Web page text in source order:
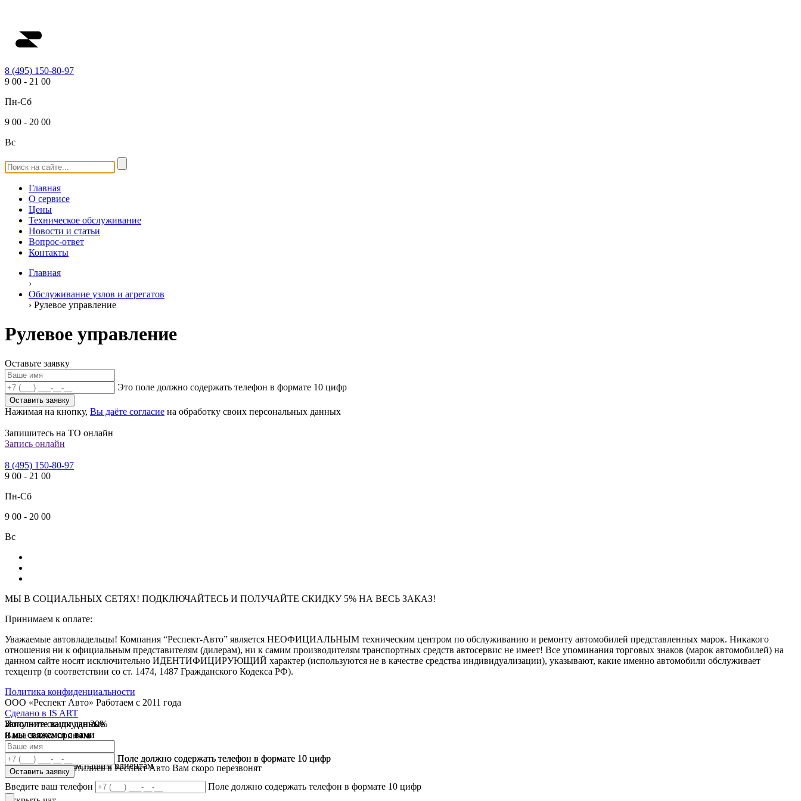
8 (495) 150-80-97
9 00 - 21 00
Пн-Сб
9 00 - 20 00
Вс
Главная
О сервисе
Цены
Техническое обслуживание
Новости и статьи
Вопрос-ответ
Контакты
Главная
›
Обслуживание узлов и агрегатов
› Рулевое управление
Рулевое управление
Оставьте заявку
Это поле должно содержать телефон в формате 10 цифр
Оставить заявку
Нажимая на кнопку, Вы даёте согласие на обработку своих персональных данных
Запишитесь на ТО онлайн
Запись онлайн
8 (495) 150-80-97
9 00 - 21 00
Пн-Сб
9 00 - 20 00
Вс
МЫ В СОЦИАЛЬНЫХ СЕТЯХ! ПОДКЛЮЧАЙТЕСЬ И ПОЛУЧАЙТЕ СКИДКУ 5% НА ВЕСЬ ЗАКАЗ!
Принимаем к оплате:
Уважаемые автовладельцы! Компания “Респект-Авто” является НЕОФИЦИАЛЬНЫМ техническим центром по обслуживанию и ремонту автомобилей представленных марок. Никакого
отношения ни к официальным представителям (дилерам), ни к самим производителям транспортных средств автосервис не имеет! Все упоминания торговых знаков (марок автомобилей) на
данном сайте носят исключительно ИДЕНТИФИЦИРУЮЩИЙ характер (используются не в качестве средства индивидуализации), указывают, какие именно автомобили обслуживает
техцентр (в соответствии со ст. 1474, 1487 Гражданского Кодекса РФ).
Политика конфиденциальности
ООО «Респект Авто» Работаем с 2011 года
Сделано в IS ART
Заполните ваши данные
и мы свяжемся с вами
Поле должно содержать телефон в формате 10 цифр
Оставить заявку
Получите скидку до 20%
В течении 10 дней
мы предоставляем скидку
на все услуги всем нашим клиентам
Введите ваш телефон Поле должно содержать телефон в формате 10 цифр
Заполните ваши данные
и мы свяжемся с вами
Поле должно содержать телефон в формате 10 цифр
Оставить заявку
✓
Ваша заявка принята
✓
Ваш ответ принят
Спасибо что обратились в Респект Авто Вам скоро перезвонят